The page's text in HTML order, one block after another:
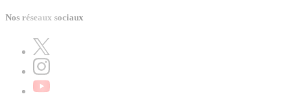
Nos réseaux sociaux